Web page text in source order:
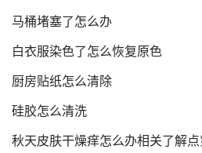
马桶堵塞了怎么办
白衣服染色了怎么恢复原色
厨房贴纸怎么清除
硅胶怎么清洗
秋天皮肤干燥痒怎么办相关了解